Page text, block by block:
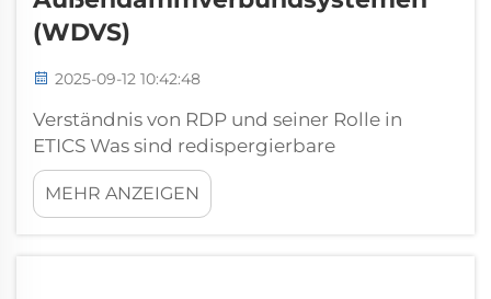
(WDVS)
2025-09-12 10:42:48
Verständnis von RDP und seiner Rolle in
ETICS Was sind redispergierbare
Polymerpulver (RDP)? Redispergierbare
Polymerpulver, kurz RDP, entstehen durch
die Sprühtrocknung polymerer Emulsionen
MEHR ANZEIGEN